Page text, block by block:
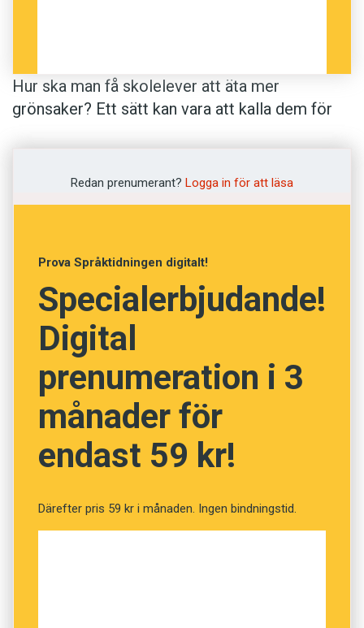
Hur ska man få skolelever att äta mer
grönsaker? Ett sätt kan vara att kalla dem för
broccoli, ’kraftsmälls-­broccoli’. Amerikanska
forskare serverade 147 lågstadieelever
under sitt nya namn. Det visade sig att eleverna
då åt dubbelt så mycket av dem!
Tidigare forskning visar att även vuxna äter mer
om maten förses med ett namn eller något
slags beskrivning.
Redan prenumerant? Logga in för att läsa
Prova Språktidningen digitalt!
Specialerbjudande!
Digital
prenumeration i 3
månader för
endast 59 kr!
Därefter pris 59 kr i månaden. Ingen bindningstid.